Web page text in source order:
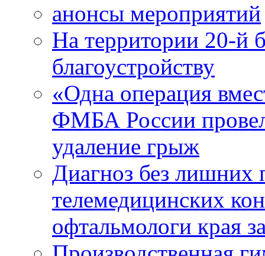
анонсы мероприятий
На территории 20-й
благоустройству
«Одна операция
ФМБА России
удаление грыж
Диагноз без лишних
телемедицинских
офтальмологи края